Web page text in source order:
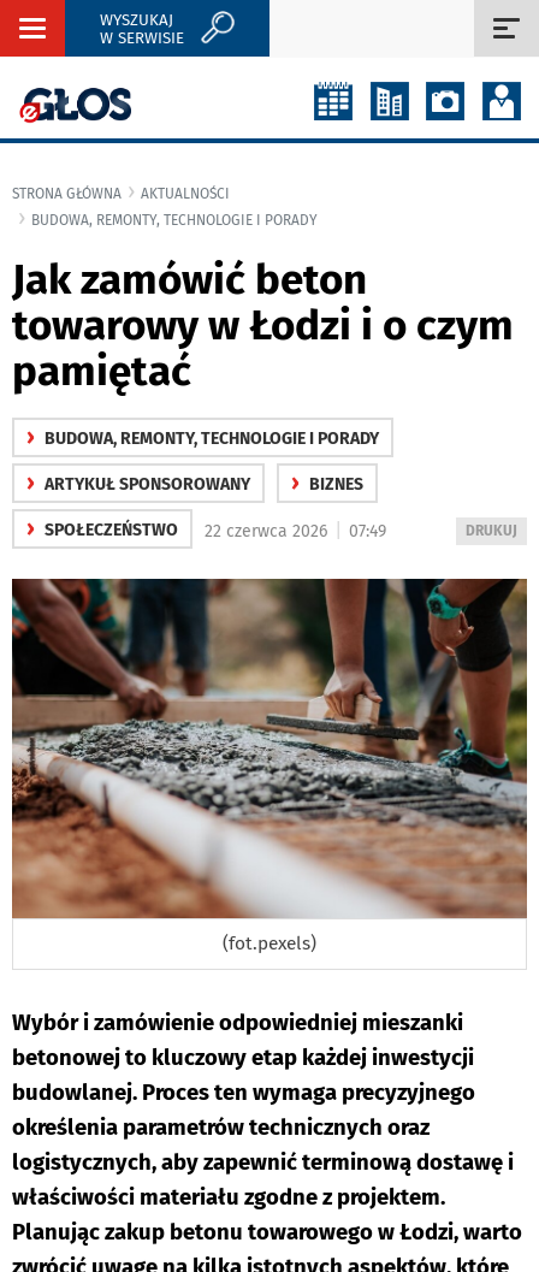
Rozwiń
WYSZUKAJ
W SERWISIE
STRONA GŁÓWNA
AKTUALNOŚCI
BUDOWA, REMONTY, TECHNOLOGIE I PORADY
Jak zamówić beton
towarowy w Łodzi i o czym
pamiętać
› BUDOWA, REMONTY, TECHNOLOGIE I PORADY
› ARTYKUŁ SPONSOROWANY › BIZNES
› SPOŁECZEŃSTWO
WYDRUKUJ
DRUKUJ
22 czerwca 2026 07:49
(fot.pexels)
Wybór i zamówienie odpowiedniej mieszanki
betonowej to kluczowy etap każdej inwestycji
budowlanej. Proces ten wymaga precyzyjnego
określenia parametrów technicznych oraz
logistycznych, aby zapewnić terminową dostawę i
właściwości materiału zgodne z projektem.
Planując zakup betonu towarowego w Łodzi, warto